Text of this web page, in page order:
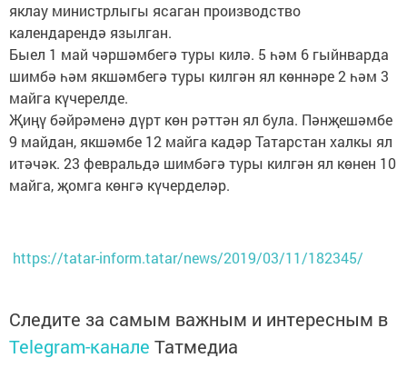
яклау министрлыгы ясаган производство
календарендә язылган.
Быел 1 май чәршәмбегә туры килә. 5 һәм 6 гыйнварда
шимбә һәм якшәмбегә туры килгән ял көннәре 2 һәм 3
майга күчерелде.
Җиңү бәйрәменә дүрт көн рәттән ял була. Пәнҗешәмбе
9 майдан, якшәмбе 12 майга кадәр Татарстан халкы ял
итәчәк. 23 февральдә шимбәгә туры килгән ял көнен 10
майга, җомга көнгә күчерделәр.
https://tatar-inform.tatar/news/2019/03/11/182345/
Следите за самым важным и интересным в
Telegram-канале Татмедиа